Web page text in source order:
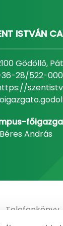
ISTVÁN
Gödöllő,
28/522-
András
Telefonkönyv